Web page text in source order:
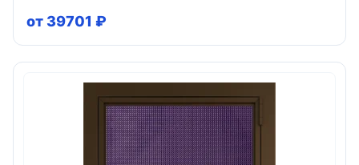
от 39701 ₽